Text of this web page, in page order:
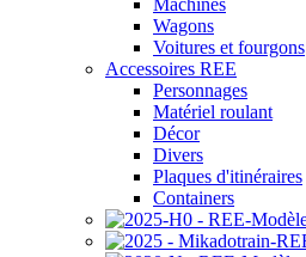
Machines
Wagons
Voitures et fourgons
Accessoires REE
Personnages
Matériel roulant
Décor
Divers
Plaques d'itinéraires
Containers